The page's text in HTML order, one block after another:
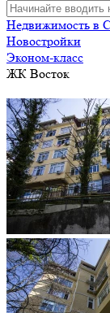
Недвижимость в
Новостройки
Эконом-класс
ЖК Восток